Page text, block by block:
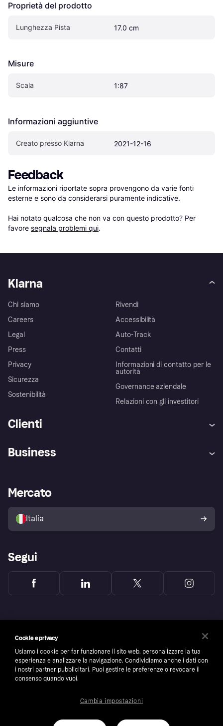
Proprietà del prodotto
Lunghezza Pista 17.0 cm
Misure
Scala 1:87
Informazioni aggiuntive
Creato presso Klarna 2021-12-16
Feedback
Le informazioni riportate sopra provengono da varie fonti
esterne e sono da considerarsi puramente indicative.
Hai notato qualcosa che non va con questo prodotto? Per
favore segnala problemi qui.
Klarna
Chi siamo
Careers
Legal
Press
Privacy
Sicurezza
Sostenibilità
Rivendi
Accessibilità
Auto-Track
Contatti
Informazioni di contatto per le
autorità
Governance aziendale
Relazioni con gli investitori
Clienti
Assistenza
Esplora i negozi
Politica di protezione
dell'acquirente Klarna
Business
Accesso aziende
Mercato
Italia
Segui
number: 556737-0431
Cookie e privacy
Usiamo i cookie per far funzionare il sito web, personalizzare la tua
esperienza e analizzare la navigazione. Condividiamo anche i dati con
i nostri partner pubblicitari. Puoi gestire le preferenze o revocare il
consenso quando vuoi.
Cambia impostazioni